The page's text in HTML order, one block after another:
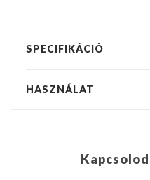
SPECIFIKÁCIÓ
HASZNÁLAT